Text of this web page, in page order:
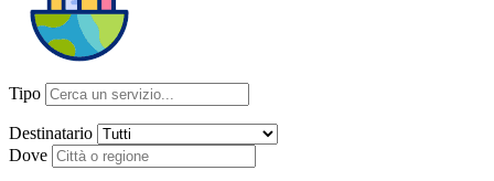
Tipo
Destinatario
Dove